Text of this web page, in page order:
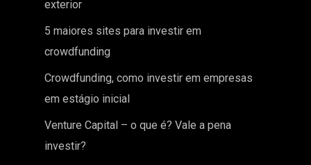
exterior
5 maiores sites para investir em
crowdfunding
Crowdfunding, como investir em empresas
em estágio inicial
Venture Capital – o que é? Vale a pena
investir?